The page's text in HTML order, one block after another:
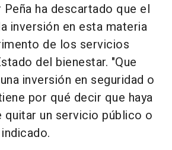
ha descartado que el
inversión en esta materia
de los servicios
del bienestar. "Que
inversión en seguridad o
por qué decir que haya
quitar un servicio público o